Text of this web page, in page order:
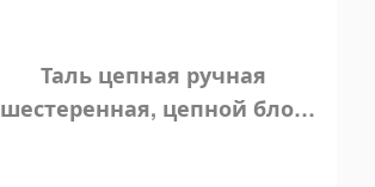
Таль цепная ручная
шестеренная, цепной блок